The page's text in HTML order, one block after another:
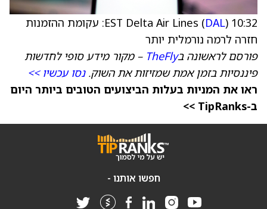
10:32 EST Delta Air Lines (
DAL
): עקומת ההזמנות
חזרה לרמה נורמלית יותר
פורסם לראשונה בTheFly – מקור מידע סופי לחדשות
פיננסיות בזמן אמת שמזיזות את השוק.נסו עכשיו >>
ראו את המניות בעלות הביצועים הטובים ביותר היום
ב-TipRanks >>
חפשו אותנו -